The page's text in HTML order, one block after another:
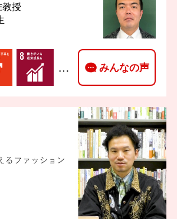
教授
… みんなの声